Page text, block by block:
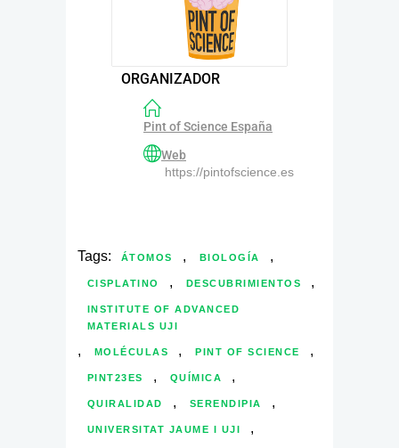
ORGANIZADOR
Pint of Science España
Web
https://pintofscience.es
Tags: ÁTOMOS , BIOLOGÍA ,
CISPLATINO , DESCUBRIMIENTOS ,
INSTITUTE OF ADVANCED
MATERIALS UJI
, MOLÉCULAS , PINT OF SCIENCE ,
PINT23ES , QUÍMICA ,
QUIRALIDAD , SERENDIPIA ,
UNIVERSITAT JAUME I UJI ,